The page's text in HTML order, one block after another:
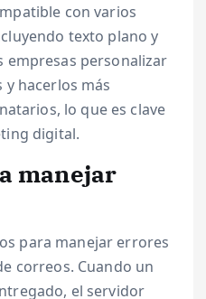
con varios
texto plano y
empresas personalizar
hacerlos más
lo que es clave
digital.
manejar
para manejar errores
correos. Cuando un
el servidor